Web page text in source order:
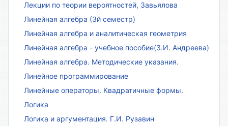
Лекции по теории вероятностей, Завьялова
Линейная алгебра (3й семестр)
Линейная алгебра и аналитическая геометрия
Линейная алгебра - учебное пособие(З.И. Андреева)
Линейная алгебра. Методические указания.
Линейное программирование
Линейные операторы. Квадратичные формы.
Логика
Логика и аргументация. Г.И. Рузавин